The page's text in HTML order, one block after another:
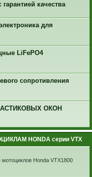
качества
для
LiFePO4
сопротивления
ОКОН
HONDA серии VTX
Honda VTX1800